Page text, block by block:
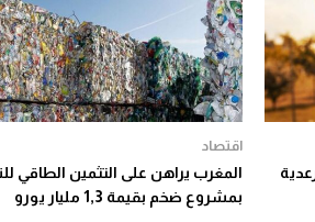
اقتصاد
المغرب يراهن على التثمين الطاقي
بمشروع ضخم بقيمة 1,3 مليار يورو